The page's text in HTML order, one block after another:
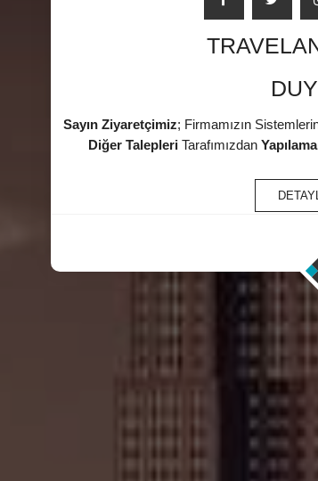
Sayın Ziyaretçimiz; Firmamızın
Diğer Talepleri Tarafımızdan